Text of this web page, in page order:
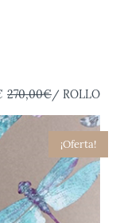
270,00€/ ROLLO
¡Oferta!